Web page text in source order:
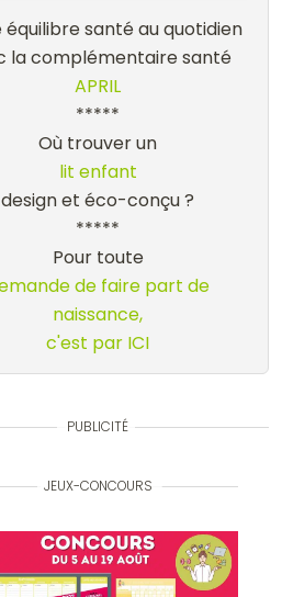
santé au quotidien
la complémentaire santé
APRIL
*****
Où trouver un
lit enfant
design et éco-conçu ?
*****
Pour toute
de faire part de
naissance,
c'est par ICI
PUBLICITÉ
JEUX-CONCOURS